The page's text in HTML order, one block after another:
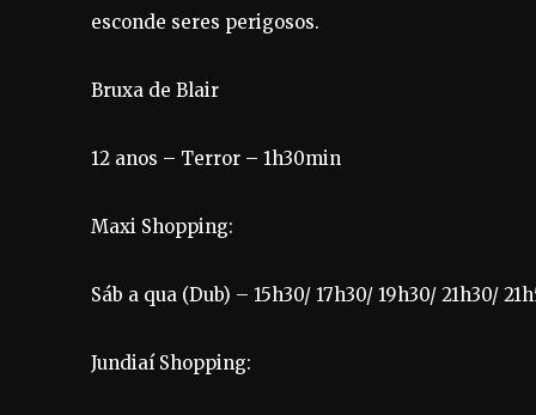
esconde seres perigosos.
Bruxa de Blair
12 anos – Terror – 1h30min
Maxi Shopping:
Sáb a qua (Dub) – 15h30/ 17h30/ 19h30/ 21h30/
Jundiaí Shopping: